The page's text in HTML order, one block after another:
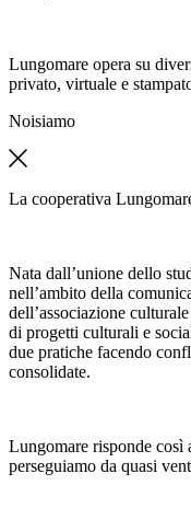
Lungomare opera su
privato, virtuale e
Noisiamo
La cooperativa
Nata dall’unione dello
nell’ambito della
dell’associazione
di progetti culturali e
due pratiche facendo
consolidate.
Lungomare risponde così
perseguiamo da quasi